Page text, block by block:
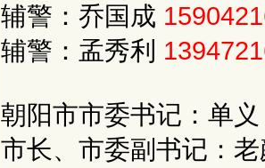
辅警：乔国成
辅警：孟秀利
朝阳市市委书记：单义
市长、市委副书记：